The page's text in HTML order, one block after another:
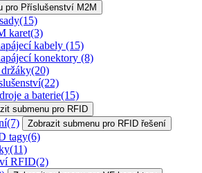
pro Příslušenství M2M
(15)
karet(3)
kabely (15)
konektory (8)
(20)
(22)
a baterie(15)
submenu pro RFID
(7) Zobrazit submenu pro RFID řešení
tagy(6)
(11)
RFID(2)